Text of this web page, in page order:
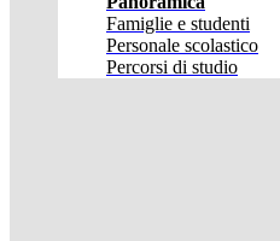
Famiglie e studenti
Personale scolastico
Percorsi di studio